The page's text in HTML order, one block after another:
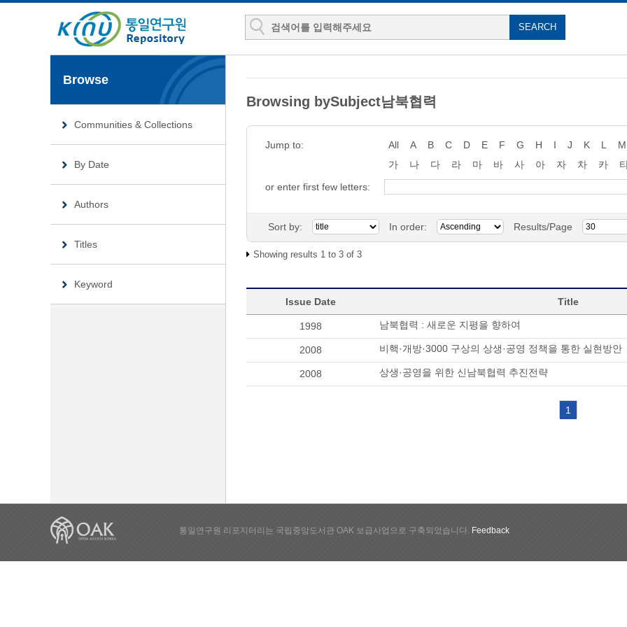
Browse
Communities & Collections
By Date
Authors
Titles
Keyword
Browsing bySubject남북협력
Jump to: All A B C D E F G H I J K L M
가
나 다 라 마 바 사 아 자 차 카
or enter first few letters:
Sort by: In order: Results/Page
Showing results 1 to 3 of 3
Issue Date Title
1998 남북협력 : 새로운 지평을 향하여
2008 비핵·개방·3000 구상의 상생·공영 정책을 통한 실현방안
2008 상생·공영을 위한 신남북협력 추진전략
1
통일연구원 리포지터리는 국립중앙도서관 OAK 보급사업으로 구축되었습니다. Feedback